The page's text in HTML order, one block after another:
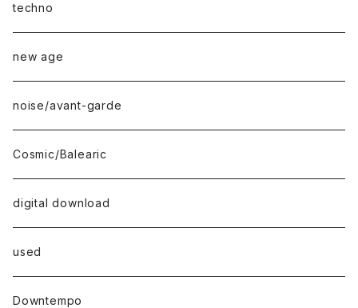
techno
new age
noise/avant-garde
Cosmic/Balearic
digital download
used
Downtempo